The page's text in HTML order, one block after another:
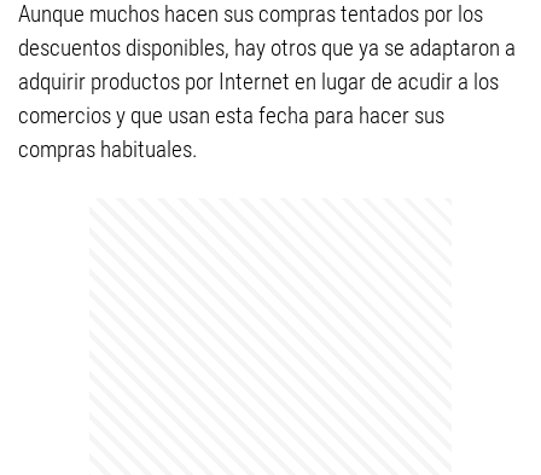
Aunque muchos hacen sus compras tentados por los
descuentos disponibles, hay otros que ya se adaptaron a
adquirir productos por Internet en lugar de acudir a los
comercios y que usan esta fecha para hacer sus
compras habituales.